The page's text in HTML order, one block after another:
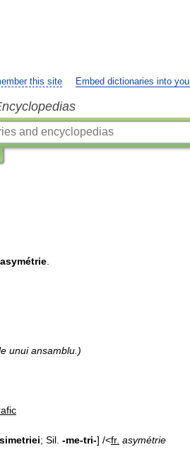
this site Embed dictionaries into
asymétrie
unui ansamblu .)
; Sil -me-tri-] /<fr. asymétrie